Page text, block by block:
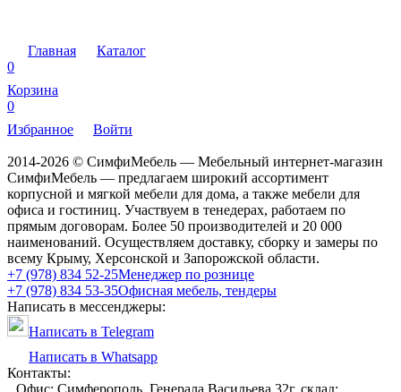
Главная
Каталог
0
Корзина
0
Избранное
Войти
2014-2026 © СимфиМебель — Мебельный интернет-магазин
СимфиМебель — предлагаем широкий ассортимент
корпусной и мягкой мебели для дома, а также мебели для
офиса и гостиниц. Участвуем в тенедерах, работаем по
прямым договорам. Более 50 производителей и 20 000
наименований. Осуществляем доставку, сборку и замеры по
всему Крыму, Херсонской и Запорожской области.
+7 (978) 834 52-25Менеджер по рознице
+7 (978) 834 53-35Офисная мебель, тендеры
Написать в мессенджеры:
Написать в Telegram
Написать в Whatsapp
Контакты:
Офис: Симферополь, Генерала Васильева 32г, склад: